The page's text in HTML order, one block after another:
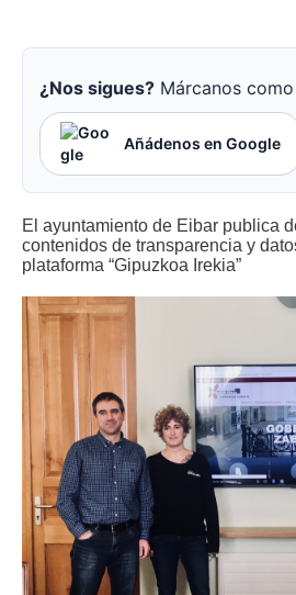
¿Nos sigues? Márcanos
Añádenos en Google
El ayuntamiento de Eibar publica
contenidos de transparencia y
plataforma “Gipuzkoa Irekia”